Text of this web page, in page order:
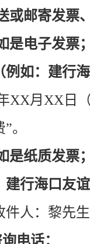
或邮寄发票
是电子发票；
例如：建行海
XX月XX日
。
是纸质发票；
建行海口友谊
人：黎先生
电话：